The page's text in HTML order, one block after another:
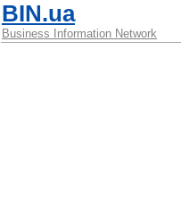
BIN.ua
Business Information Network